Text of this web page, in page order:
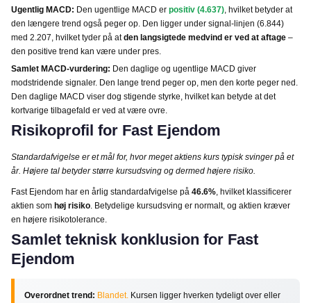
Ugentlig MACD: Den ugentlige MACD er positiv (4.637) , hvilket betyder at
den længere trend også peger op. Den ligger under signal-linjen (6.844)
med 2.207, hvilket tyder på atden langsigtede medvind er ved at aftage –
den positive trend kan være under pres.
Samlet MACD-vurdering: Den daglige og ugentlige MACD giver
modstridende signaler. Den lange trend peger op, men den korte peger ned.
Den daglige MACD viser dog stigende styrke, hvilket kan betyde at det
kortvarige tilbagefald er ved at være ovre.
Risikoprofil for Fast Ejendom
Standardafvigelse er et mål for, hvor meget aktiens kurs typisk svinger på et
år. Højere tal betyder større kursudsving og dermed højere risiko.
Fast Ejendom har en årlig standardafvigelse på 46.6% , hvilket klassificerer
aktien som høj risiko . Betydelige kursudsving er normalt, og aktien kræver
en højere risikotolerance.
Samlet teknisk konklusion for Fast
Ejendom
Overordnet trend: Blandet. Kursen ligger hverken tydeligt over eller